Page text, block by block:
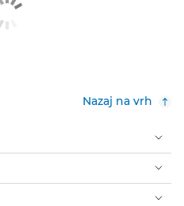
Nazaj na vrh